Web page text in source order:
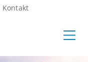
Kontakt